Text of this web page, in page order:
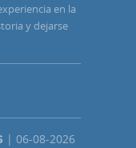
en la
y dejarse
| 06-08-2026